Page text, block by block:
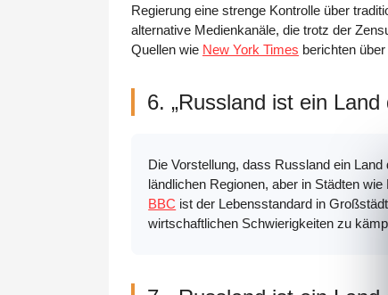
Regierung eine strenge Kontrolle über
alternative Medienkanäle, die trotz der
Quellen wie New York Times berichten
6. „Russland ist ein Land
Die Vorstellung, dass Russland ein
ländlichen Regionen, aber in Städten
BBC ist der Lebensstandard in
wirtschaftlichen Schwierigkeiten zu